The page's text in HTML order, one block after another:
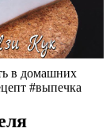
в домашних
#выпечка